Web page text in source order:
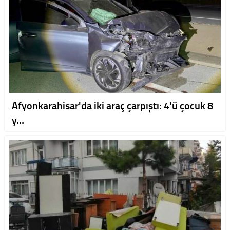
Afyonkarahisar'da iki araç çarpıştı: 4'ü çocuk 8
y…